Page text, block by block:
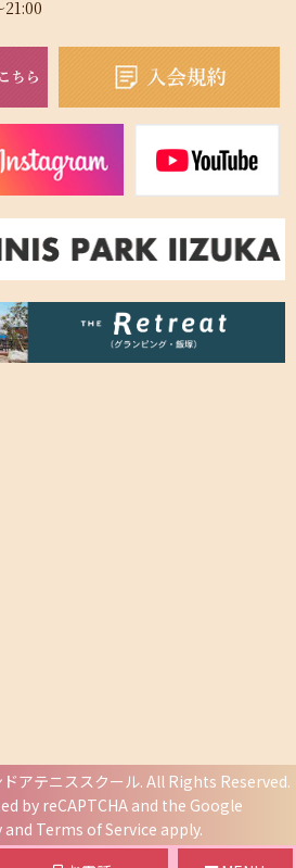
アテニススクール. All Rights Reserved.
by reCAPTCHA and the Google
and Terms of Service apply.